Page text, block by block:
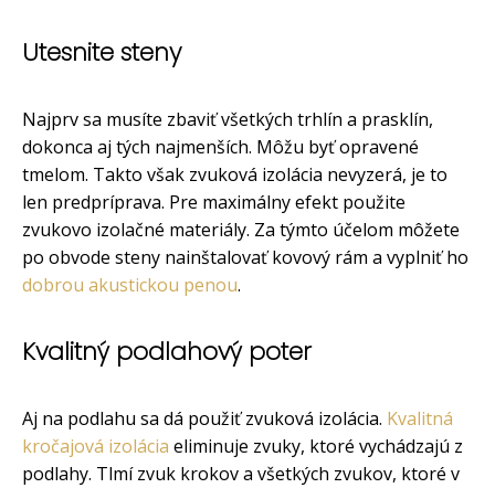
Utesnite steny
Najprv sa musíte zbaviť všetkých trhlín a prasklín,
dokonca aj tých najmenších. Môžu byť opravené
tmelom. Takto však zvuková izolácia nevyzerá, je to
len predpríprava. Pre maximálny efekt použite
zvukovo izolačné materiály. Za týmto účelom môžete
po obvode steny nainštalovať kovový rám a vyplniť ho
dobrou akustickou penou.
Kvalitný podlahový poter
Aj na podlahu sa dá použiť zvuková izolácia. Kvalitná
kročajová izolácia eliminuje zvuky, ktoré vychádzajú z
podlahy. Tlmí zvuk krokov a všetkých zvukov, ktoré v